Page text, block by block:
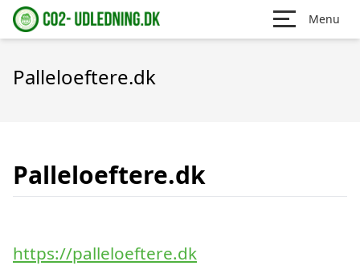
Menu
Palleloeftere.dk
Palleloeftere.dk
https://palleloeftere.dk